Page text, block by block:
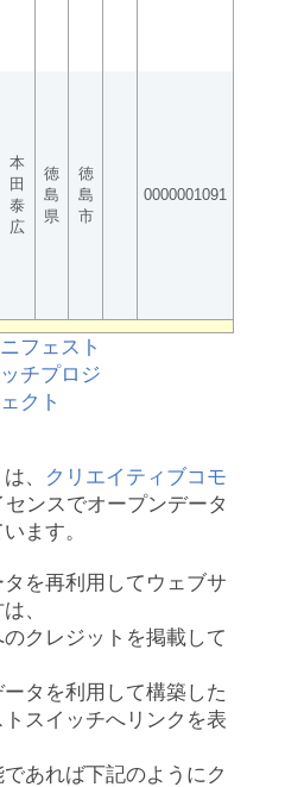
本
田
泰
広
徳
島
県
徳
島
市
0000001091
、
クリエイティブコモ
センスでオープンデータ
ます。
を再利用してウェブサ
、
クレジットを掲載して
タを利用して構築した
スイッチへリンクを表
あれば下記のようにク